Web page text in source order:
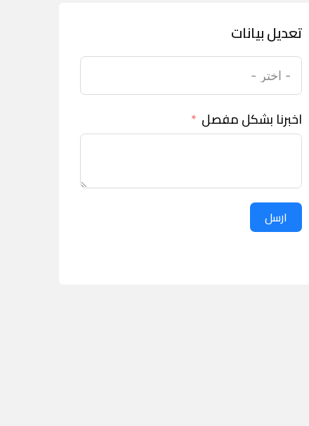
تعديل بيانات
اخبرنا بشكل مفصل
ارسل